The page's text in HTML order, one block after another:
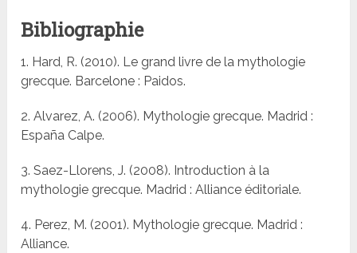
Bibliographie
1. Hard, R. (2010). Le grand livre de la mythologie
grecque. Barcelone : Paidos.
2. Alvarez, A. (2006). Mythologie grecque. Madrid :
España Calpe.
3. Saez-Llorens, J. (2008). Introduction à la
mythologie grecque. Madrid : Alliance éditoriale.
4. Perez, M. (2001). Mythologie grecque. Madrid :
Alliance.